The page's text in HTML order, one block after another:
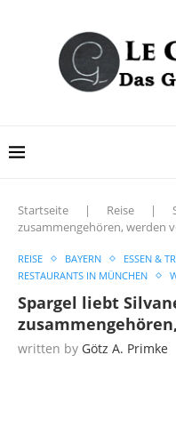
Startseite | Reise |
zusammengehören, werden
REISE BAYERN ESSEN &
RESTAURANTS IN MÜNCHEN
Spargel liebt
written by Götz A. Primke